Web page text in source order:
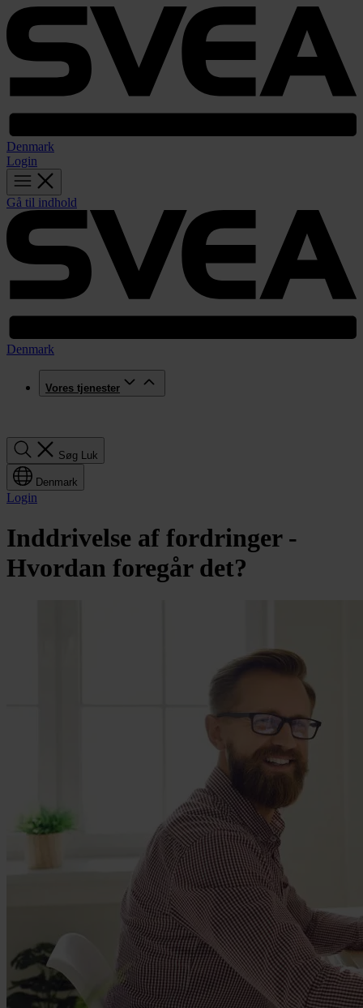
Denmark
Login
Gå til indhold
Denmark
Vores tjenester
Søg Luk
Denmark
Login
Inddrivelse af fordringer -
Hvordan foregår det?